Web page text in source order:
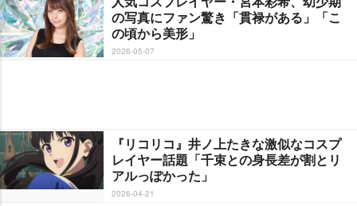
の写真にファン驚き「貫禄がある」「こ
の頃から美形」
2026-05-07
『リコリコ』井ノ上たきな激似なコスプ
レイヤー話題「千束との身長差が割とリ
アルっぽかった」
2026-04-21